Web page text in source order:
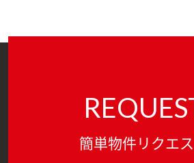
簡単物件リクエ